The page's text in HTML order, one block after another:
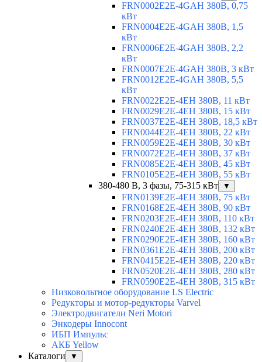
FRN0002E2E-4GAH 380В, 0,75
кВт
FRN0004E2E-4GAH 380В, 1,5
кВт
FRN0006E2E-4GAH 380В, 2,2
кВт
FRN0007E2E-4GAH 380В, 3 кВт
FRN0012E2E-4GAH 380В, 5,5
кВт
FRN0022E2E-4EH 380В, 11 кВт
FRN0029E2E-4EH 380В, 15 кВт
FRN0037E2E-4EH 380В, 18,5 кВт
FRN0044E2E-4EH 380В, 22 кВт
FRN0059E2E-4EH 380В, 30 кВт
FRN0072E2E-4EH 380В, 37 кВт
FRN0085E2E-4EH 380В, 45 кВт
FRN0105E2E-4EH 380В, 55 кВт
380-480 В, 3 фазы, 75-315 кВт
▼
FRN0139E2E-4EH 380В, 75 кВт
FRN0168E2E-4EH 380В, 90 кВт
FRN0203E2E-4EH 380В, 110 кВт
FRN0240E2E-4EH 380В, 132 кВт
FRN0290E2E-4EH 380В, 160 кВт
FRN0361E2E-4EH 380В, 200 кВт
FRN0415E2E-4EH 380В, 220 кВт
FRN0520E2E-4EH 380В, 280 кВт
FRN0590E2E-4EH 380В, 315 кВт
Низковольтное оборудование LS Electric
Редукторы и мотор-редукторы Varvel
Электродвигатели Neri Motori
Энкодеры Innocont
ИБП Импульс
АКБ Yellow
Каталоги
▼